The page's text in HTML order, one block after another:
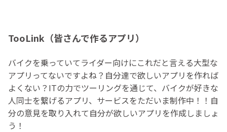
TooLink（皆さんで作るアプリ）
バイクを乗っていてライダー向けにこれだと言える大型な
アプリってないですよね？自分達で欲しいアプリを作れば
よくない？ITの力でツーリングを通じて、バイクが好きな
人同士を繋げるアプリ、サービスをただいま制作中！！自
分の意見を取り入れて自分が欲しいアプリを作成しましょ
う！